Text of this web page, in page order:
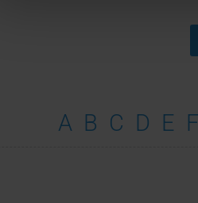
A B C D E F